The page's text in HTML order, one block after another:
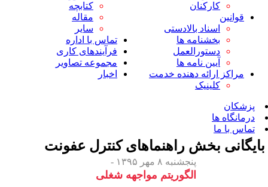
بالادستی
ها
نامه ها
دهنده خدمت
تماس با اداره
فرآیندهای کاری
مجموعه تصاویر
اخبار
بخشراهنماهای کنترل عفونت
الگوریتم مواجهه شغلی